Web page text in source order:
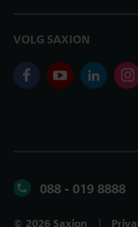
VOLG SAXION
facebookyoutube
088 - 019 8888
© 2026 Saxion